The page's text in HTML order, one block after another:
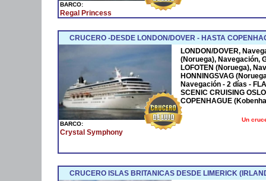
BARCO:
Regal Princess
CRUCERO -DESDE LONDON/DOVER - HASTA
BARCO:
Crystal Symphony
LONDON/DOVER,
(Noruega), Navegación,
LOFOTEN (Noruega),
HONNINGSVAG
Navegación - 2 días -
SCENIC CRUISING
COPENHAGUE
Un
CRUCERO ISLAS BRITANICAS DESDE LIMERICK